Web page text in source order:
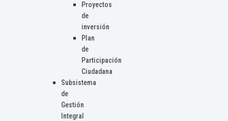
Proyectos
de
inversión
Plan
de
Participación
Ciudadana
Subsistema
de
Gestión
Integral